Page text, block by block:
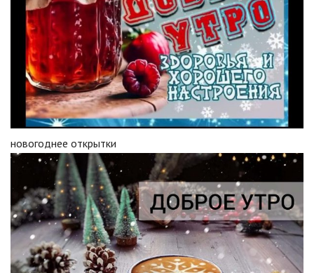
новогоднее открытки